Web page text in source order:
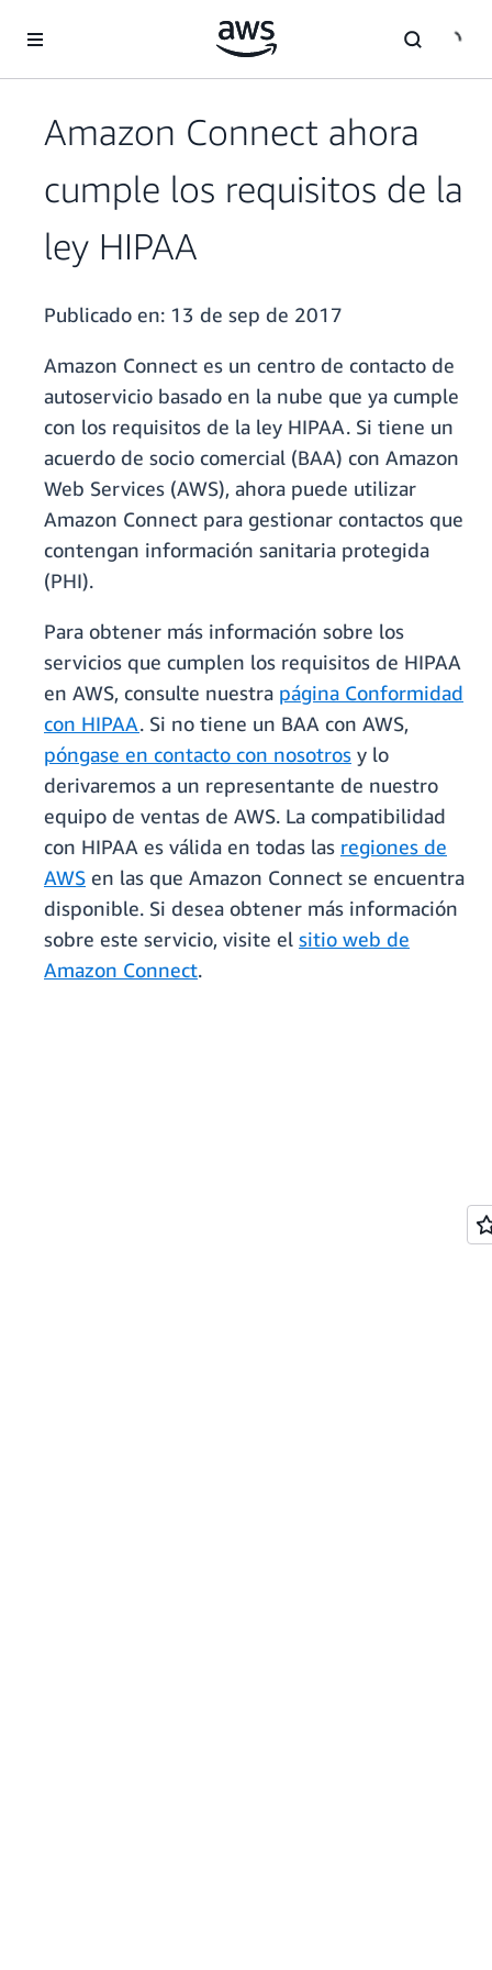
Amazon Connect ahora
cumple los requisitos de la
ley HIPAA
Publicado en: 13 de sep de 2017
Amazon Connect es un centro de contacto de
autoservicio basado en la nube que ya cumple
con los requisitos de la ley HIPAA. Si tiene un
acuerdo de socio comercial (BAA) con Amazon
Web Services (AWS), ahora puede utilizar
Amazon Connect para gestionar contactos que
contengan información sanitaria protegida
(PHI).
Para obtener más información sobre los
servicios que cumplen los requisitos de HIPAA
en AWS, consulte nuestra página Conformidad
con HIPAA. Si no tiene un BAA con AWS,
póngase en contacto con nosotros y lo
derivaremos a un representante de nuestro
equipo de ventas de AWS. La compatibilidad
con HIPAA es válida en todas las regiones de
AWS en las que Amazon Connect se encuentra
disponible. Si desea obtener más información
sobre este servicio, visite el sitio web de
Amazon Connect.